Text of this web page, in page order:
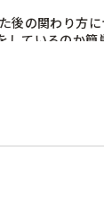
後の関わり方
ているのか簡